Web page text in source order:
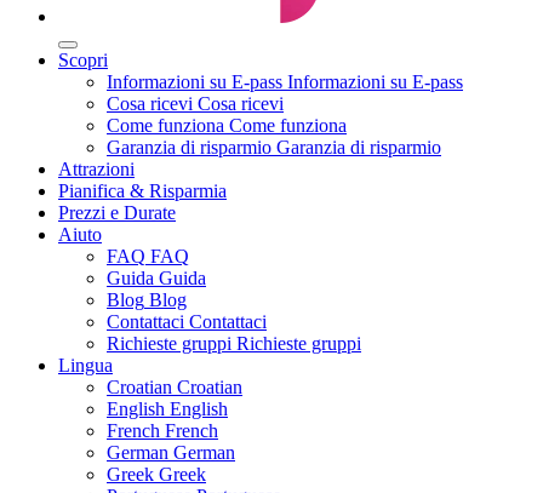
Scopri
Informazioni su E-pass Informazioni su E-pass
Cosa ricevi Cosa ricevi
Come funziona Come funziona
Garanzia di risparmio Garanzia di risparmio
Attrazioni
Pianifica & Risparmia
Prezzi e Durate
Aiuto
FAQ FAQ
Guida Guida
Blog Blog
Contattaci Contattaci
Richieste gruppi Richieste gruppi
Lingua
Croatian Croatian
English English
French French
German German
Greek Greek